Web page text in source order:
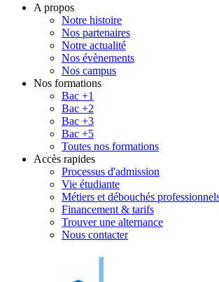
A propos
Notre histoire
Nos partenaires
Notre actualité
Nos évènements
Nos campus
Nos formations
Bac +1
Bac +2
Bac +3
Bac +5
Toutes nos formations
Accès rapides
Processus d'admission
Vie étudiante
Métiers et débouchés
Financement & tarifs
Trouver une alternance
Nous contacter